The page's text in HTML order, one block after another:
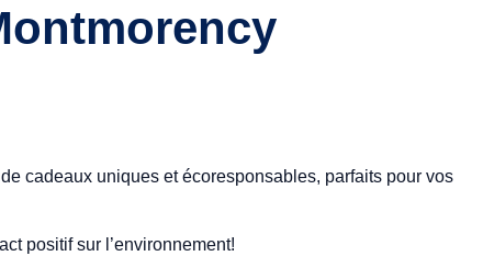
cadeaux uniques et écoresponsables, parfaits pour vos
positif sur l’environnement!